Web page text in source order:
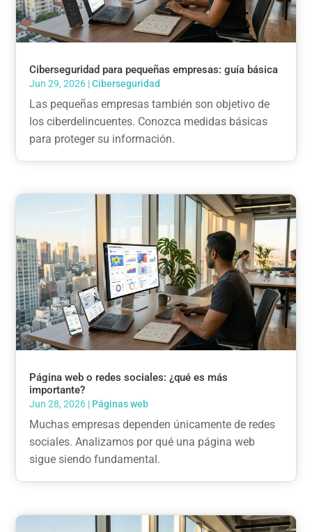
Ciberseguridad para pequeñas empresas: guía básica
Jun 29, 2026 |Ciberseguridad
Las pequeñas empresas también son objetivo de
los ciberdelincuentes. Conozca medidas básicas
para proteger su información.
Página web o redes sociales: ¿qué es más
importante?
Jun 28, 2026 | Páginas web
Muchas empresas dependen únicamente de redes
sociales. Analizamos por qué una página web
sigue siendo fundamental.